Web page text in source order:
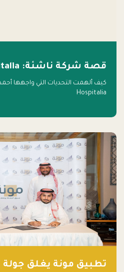
قصة شركة ناشئة: Hospitalia
كيف ألهمت التحديات التي واجهها
Hospitalia